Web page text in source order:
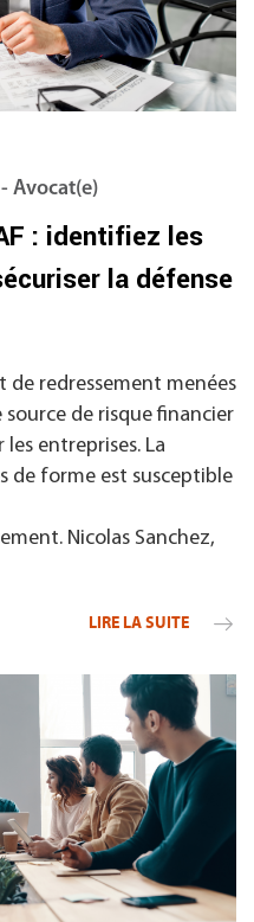
Avocat(e)
: identifiez les
la défense
de redressement menées
source de risque financier
entreprises. La
de forme est susceptible
Nicolas Sanchez,
LIRE LA SUITE